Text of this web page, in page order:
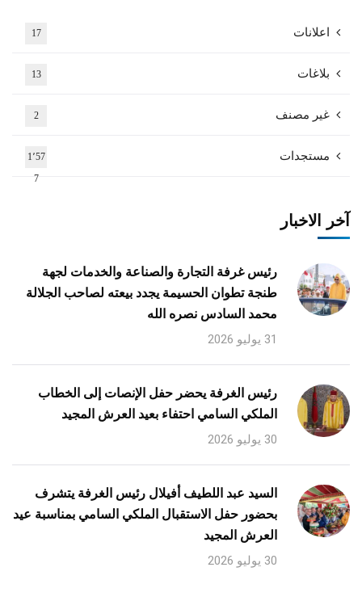
اعلانات 17
بلاغات 13
غير مصنف 2
مستجدات
1٬57
7
آخر الاخبار
رئيس غرفة التجارة والصناعة والخدمات لجهة
طنجة تطوان الحسيمة يجدد بيعته لصاحب الجلالة
محمد السادس نصره الله
31 يوليو 2026
رئيس الغرفة يحضر حفل الإنصات إلى الخطاب
الملكي السامي احتفاء بعيد العرش المجيد
30 يوليو 2026
السيد عبد اللطيف أفيلال رئيس الغرفة يتشرف
بحضور حفل الاستقبال الملكي السامي بمناسبة عيد
العرش المجيد
30 يوليو 2026